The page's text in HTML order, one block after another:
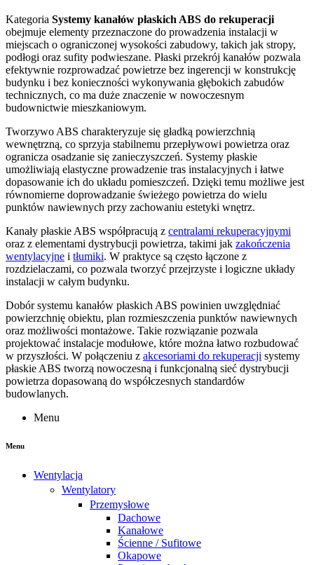
Kategoria Systemy kanałów płaskich ABS do rekuperacji
obejmuje elementy przeznaczone do prowadzenia instalacji w
miejscach o ograniczonej wysokości zabudowy, takich jak stropy,
podłogi oraz sufity podwieszane. Płaski przekrój kanałów pozwala
efektywnie rozprowadzać powietrze bez ingerencji w konstrukcję
budynku i bez konieczności wykonywania głębokich zabudów
technicznych, co ma duże znaczenie w nowoczesnym
budownictwie mieszkaniowym.
Tworzywo ABS charakteryzuje się gładką powierzchnią
wewnętrzną, co sprzyja stabilnemu przepływowi powietrza oraz
ogranicza osadzanie się zanieczyszczeń. Systemy płaskie
umożliwiają elastyczne prowadzenie tras instalacyjnych i łatwe
dopasowanie ich do układu pomieszczeń. Dzięki temu możliwe jest
równomierne doprowadzanie świeżego powietrza do wielu
punktów nawiewnych przy zachowaniu estetyki wnętrz.
Kanały płaskie ABS współpracują z centralami rekuperacyjnymi
oraz z elementami dystrybucji powietrza, takimi jak zakończenia
wentylacyjne i tłumiki. W praktyce są często łączone z
rozdzielaczami, co pozwala tworzyć przejrzyste i logiczne układy
instalacji w całym budynku.
Dobór systemu kanałów płaskich ABS powinien uwzględniać
powierzchnię obiektu, plan rozmieszczenia punktów nawiewnych
oraz możliwości montażowe. Takie rozwiązanie pozwala
projektować instalacje modułowe, które można łatwo rozbudować
w przyszłości. W połączeniu z akcesoriami do rekuperacji systemy
płaskie ABS tworzą nowoczesną i funkcjonalną sieć dystrybucji
powietrza dopasowaną do współczesnych standardów
budowlanych.
Menu
Menu
Wentylacja
Wentylatory
Przemysłowe
Dachowe
Kanałowe
Ścienne / Sufitowe
Okapowe